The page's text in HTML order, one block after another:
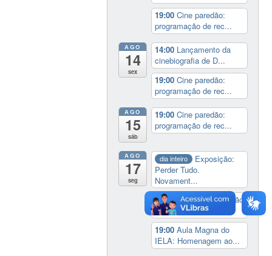
19:00Cine paredão:
programação de rec...
AGO
14
sex
14:00 Lançamento da
cinebiografia de D...
19:00Cine paredão:
programação de rec...
AGO
15
sáb
19:00Cine paredão:
programação de rec...
AGO
17
seg
dia inteiro
Exposição:
Perder Tudo.
Novament...
16:00 Curso de formação
em Jornalismo ...
19:00Aula Magna do
IELA: Homenagem ao...